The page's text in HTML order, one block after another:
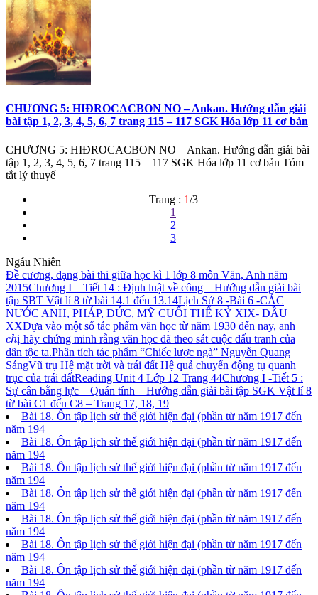
CHƯƠNG 5: HIĐROCACBON NO – Ankan. Hướng dẫn giải
bài tập 1, 2, 3, 4, 5, 6, 7 trang 115 – 117 SGK Hóa lớp 11 cơ bản
CHƯƠNG 5: HIĐROCACBON NO – Ankan. Hướng dẫn giải bài
tập 1, 2, 3, 4, 5, 6, 7 trang 115 – 117 SGK Hóa lớp 11 cơ bản Tóm
tắt lý thuyế
Trang : 1/3
1
2
3
Ngẫu Nhiên
Đề cương, dạng bài thi giữa học kì 1 lớp 8 môn Văn, Anh năm
2015Chương I – Tiết 14 : Định luật về công – Hướng dẫn giải bài
tập SBT Vật lí 8 từ bài 14.1 đến 13.14Lịch Sử 8 -Bài 6 -CÁC
NƯỚC ANH, PHÁP, ĐỨC, MỸ CUỐI THẾ KỶ XIX- ĐẦU
XXDựa vào một số tác phẩm văn học từ năm 1930 đến nay, anh
chị
chị hãy chứng minh rằng văn học đã theo sát cuộc đấu tranh của
dân tộc ta.Phân tích tác phẩm “Chiếc lược ngà” Nguyễn Quang
SángVũ trụ Hệ mặt trời và trái đất Hệ quả chuyển động tụ quanh
trục của trái đấtReading Unit 4 Lớp 12 Trang 44Chương I -Tiết 5 :
Sự cân bằng lực – Quán tính – Hướng dẫn giải bài tập SGK Vật lí 8
từ bài C1 đến C8 – Trang 17, 18, 19
Bài 18. Ôn tập lịch sử thế giới hiện đại (phần từ năm 1917 đến
năm 194
Bài 18. Ôn tập lịch sử thế giới hiện đại (phần từ năm 1917 đến
năm 194
Bài 18. Ôn tập lịch sử thế giới hiện đại (phần từ năm 1917 đến
năm 194
Bài 18. Ôn tập lịch sử thế giới hiện đại (phần từ năm 1917 đến
năm 194
Bài 18. Ôn tập lịch sử thế giới hiện đại (phần từ năm 1917 đến
năm 194
Bài 18. Ôn tập lịch sử thế giới hiện đại (phần từ năm 1917 đến
năm 194
Bài 18. Ôn tập lịch sử thế giới hiện đại (phần từ năm 1917 đến
năm 194